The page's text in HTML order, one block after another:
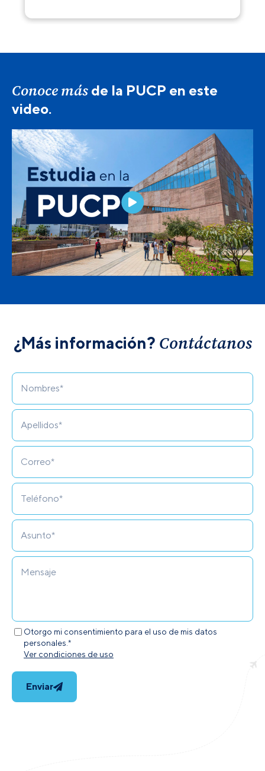
Conoce más de la PUCP en este
video.
¿Más información? Contáctanos
Otorgo mi consentimiento para el uso de mis datos
personales.*
Ver condiciones de uso
Enviar